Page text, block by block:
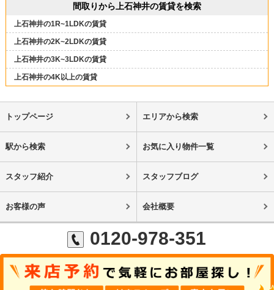
間取りから上石神井の賃貸を検索
上石神井の1R~1LDKの賃貸
上石神井の2K~2LDKの賃貸
上石神井の3K~3LDKの賃貸
上石神井の4K以上の賃貸
トップページ エリアから検索
駅から検索 お気に入り物件一覧
スタッフ紹介 スタッフブログ
お客様の声 会社概要
0120-978-351